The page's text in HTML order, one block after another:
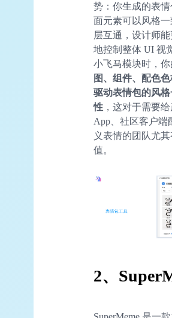
势：你生成的表情
面元素可以风格一
层互通，设计师
地控制整体 UI 视
小飞马模块时，你
图、组件、配色
驱动表情包的风
性 ，这对于需要给
App、社区客户端
义表情的团队尤其
值。
2、